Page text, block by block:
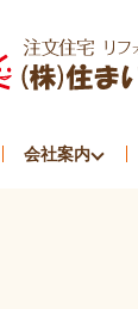
会社案内